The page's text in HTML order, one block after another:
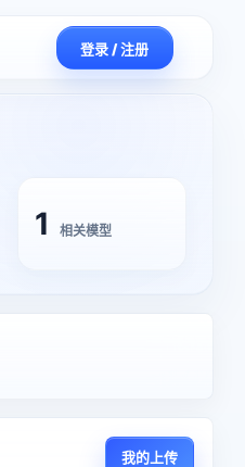
登录 / 注册
1 相关模型
我的上传